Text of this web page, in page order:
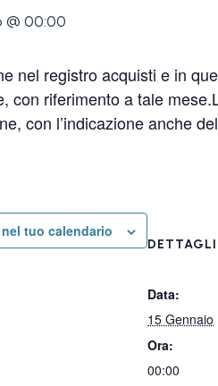
@ 00:00
nel registro acquisti e in
con riferimento a tale
con l’indicazione anche
tuo calendario
DETTAGLI
Data:
15 Gennaio
Ora:
00:00